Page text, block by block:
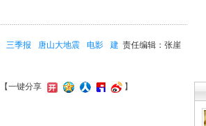
责任编辑：张崖
三季报 唐山大地震 电影
建
【一键分享 】